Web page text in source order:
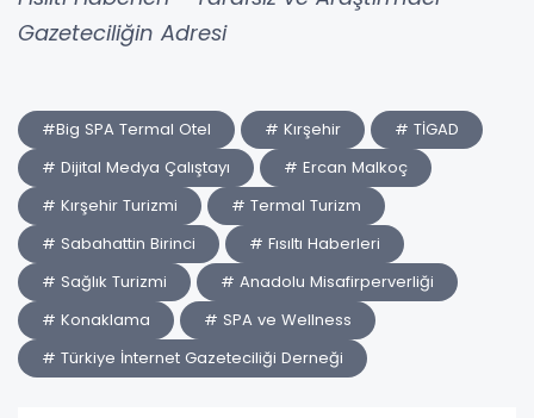
Gazeteciliğin Adresi
#Big SPA Termal Otel # Kırşehir
# TİGAD
# Dijital Medya Çalıştayı
# Ercan Malkoç
# Kırşehir Turizmi
# Termal Turizm
# Sabahattin Birinci
# Fısıltı Haberleri
# Sağlık Turizmi
# Anadolu Misafirperverliği
# Konaklama
# SPA ve Wellness
# Türkiye İnternet Gazeteciliği Derneği